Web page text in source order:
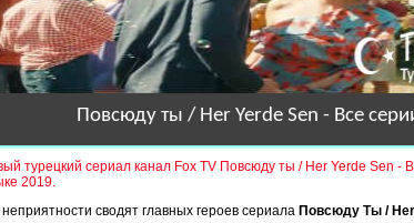
Повсюду ты / Her Yerde Sen - Все
турецкий сериал канал Fox TV Повсюду ты / Her Yerde Sen -
2019.
сводят главных героев сериала Повсюду Ты /